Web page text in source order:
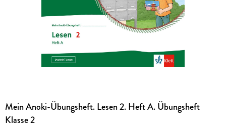
Mein Anoki-Übungsheft. Lesen 2. Heft A. Übungsheft
Klasse 2